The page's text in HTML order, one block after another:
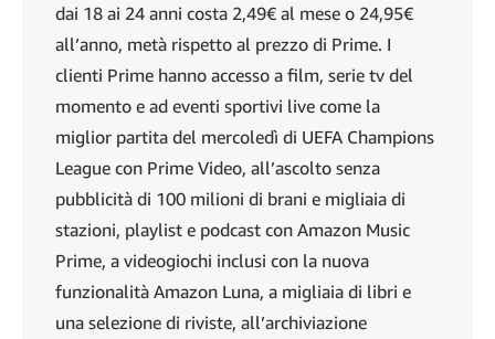
dai 18 ai 24 anni costa 2,49€ al mese o 24,95€
all’anno, metà rispetto al prezzo di Prime. I
clienti Prime hanno accesso a film, serie tv del
momento e ad eventi sportivi live come la
miglior partita del mercoledì di UEFA Champions
League con Prime Video, all’ascolto senza
pubblicità di 100 milioni di brani e migliaia di
stazioni, playlist e podcast con Amazon Music
Prime, a videogiochi inclusi con la nuova
funzionalità Amazon Luna, a migliaia di libri e
una selezione di riviste, all’archiviazione